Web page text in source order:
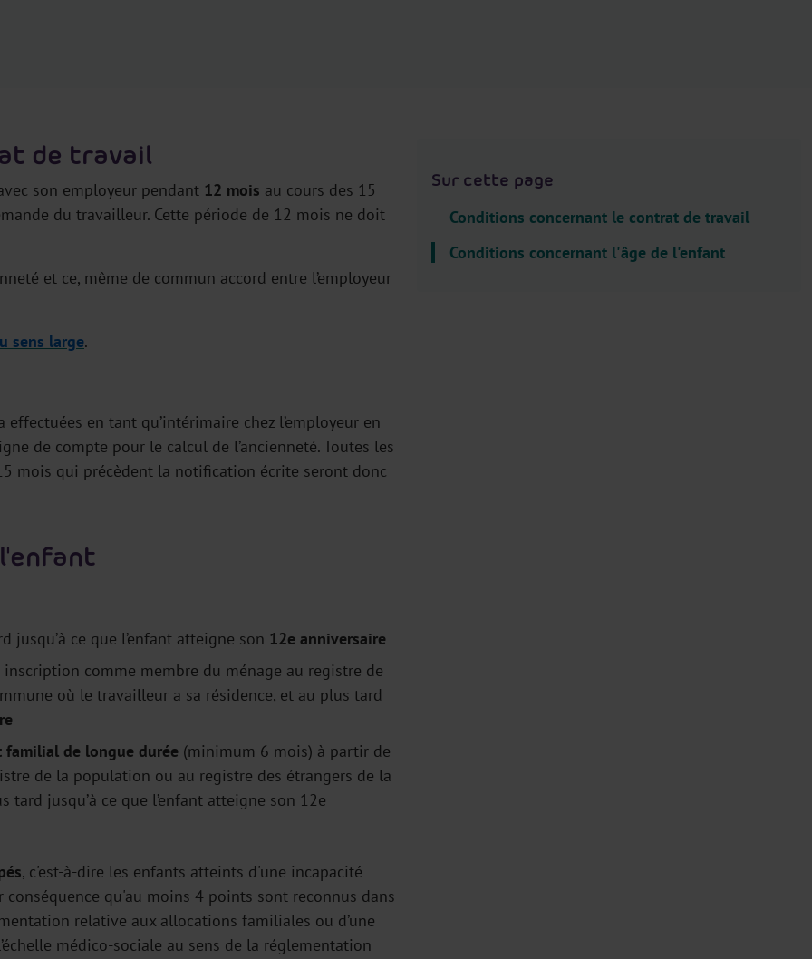
de travail
son employeur pendant 12 mois au cours des 15
du travailleur. Cette période de 12 mois ne doit
et ce, même de commun accord entre l’employeur
sens large.
en tant qu’intérimaire chez l’employeur en
de compte pour le calcul de l’ancienneté. Toutes les
mois qui précèdent la notification écrite seront donc
jusqu’à ce que l’enfant atteigne son 12e anniversaire
inscription comme membre du ménage au registre de
où le travailleur a sa résidence, et au plus tard
familial de longue durée (minimum 6 mois) à partir de
de la population ou au registre des étrangers de la
jusqu’à ce que l’enfant atteigne son 12e
, c'est-à-dire les enfants atteints d'une incapacité
qu'au moins 4 points sont reconnus dans
relative aux allocations familiales ou d’une
médico-sociale au sens de la réglementation
Sur cette page
Conditions concernant le contrat de travail
Conditions concernant l'âge de l'enfant